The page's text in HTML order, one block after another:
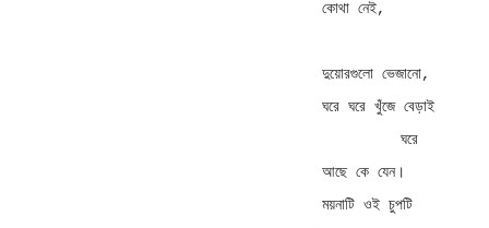
কোথা নেই,
দুয়োরগুলো ভেজানো,
ঘরে ঘরে খুঁজে বেড়াই
আছে কে যেন।
ময়নাটি ওই চুপটি